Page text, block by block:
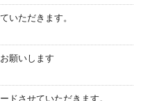
いただきます。
願いします
ドさせていただきます。